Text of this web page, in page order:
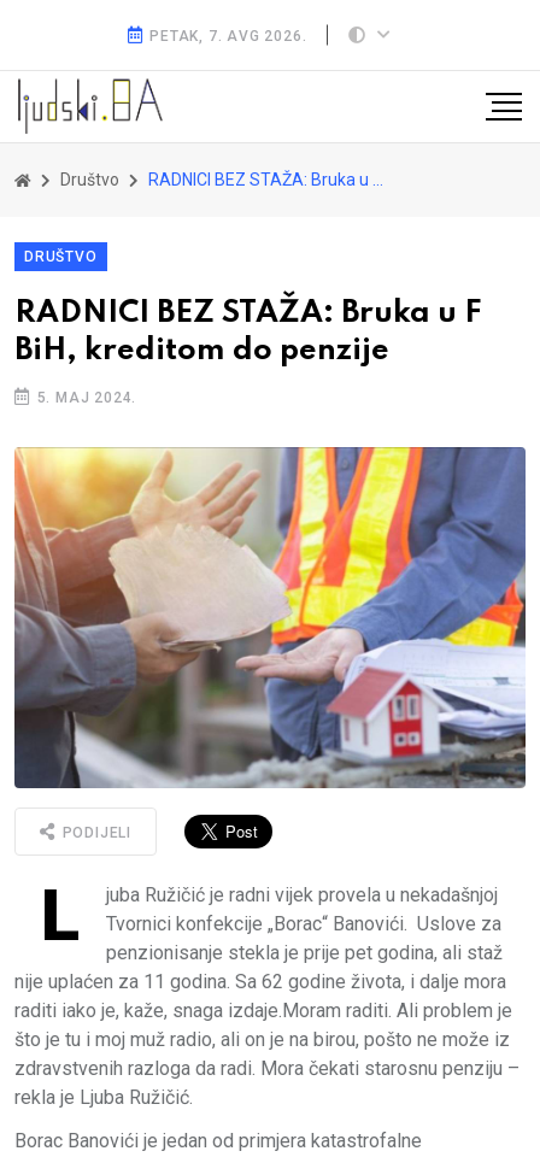
PETAK, 7. AVG 2026.
Društvo RADNICI BEZ STAŽA: Bruka u F BiH, kreditom do penzije
DRUŠTVO
RADNICI BEZ STAŽA: Bruka u F
BiH, kreditom do penzije
5. MAJ 2024.
PODIJELI
L
juba Ružičić je radni vijek provela u nekadašnjoj
Tvornici konfekcije „Borac“ Banovići. Uslove za
penzionisanje stekla je prije pet godina, ali staž
nije uplaćen za 11 godina. Sa 62 godine života, i dalje mora
raditi iako je, kaže, snaga izdaje.Moram raditi. Ali problem je
što je tu i moj muž radio, ali on je na birou, pošto ne može iz
zdravstvenih razloga da radi. Mora čekati starosnu penziju –
rekla je Ljuba Ružičić.
Borac Banovići je jedan od primjera katastrofalne